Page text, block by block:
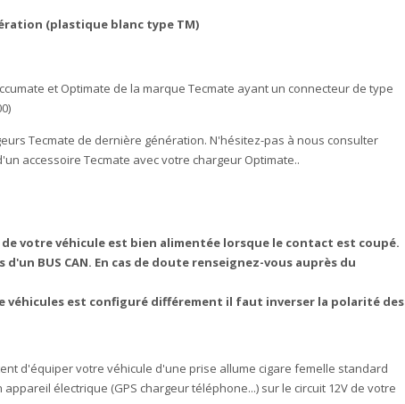
(plastique blanc type TM)
et Optimate de la marque Tecmate ayant un connecteur de type
Tecmate de dernière génération. N'hésitez-pas à nous consulter
accessoire Tecmate avec votre chargeur Optimate..
votre véhicule est bien alimentée lorsque le contact est coupé.
BUS CAN. En cas de doute renseignez-vous auprès du
véhicules est configuré différement il faut inverser la polarité des
d'équiper votre véhicule d'une prise allume cigare femelle standard
électrique (GPS chargeur téléphone...) sur le circuit 12V de votre